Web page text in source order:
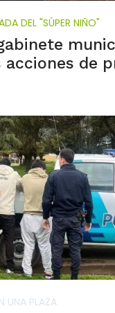
DEL "SÚPER NIÑO"
de
UNA PLAZA